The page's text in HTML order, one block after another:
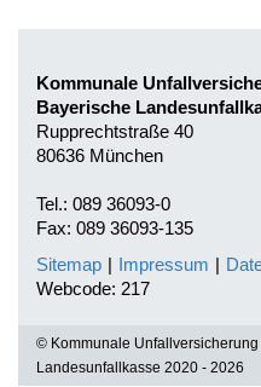
Kommunale
Bayerische
Rupprechtstraße 40
80636 München
Tel.: 089 36093-0
Fax: 089 36093-135
Sitemap | Impressum |
Webcode: 217
© Kommunale
Landesunfallkasse 2020 - 2026